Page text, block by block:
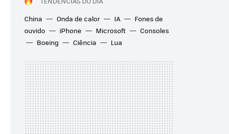
China
Onda de calor IA
Fones de
ouvido
iPhone Microsoft
Consoles
Boeing
Ciência Lua